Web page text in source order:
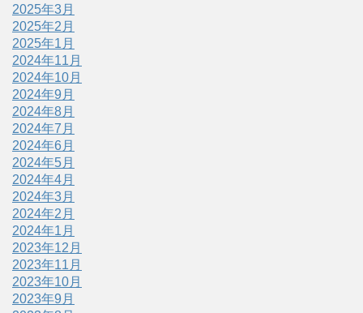
2025年3月
2025年2月
2025年1月
2024年11月
2024年10月
2024年9月
2024年8月
2024年7月
2024年6月
2024年5月
2024年4月
2024年3月
2024年2月
2024年1月
2023年12月
2023年11月
2023年10月
2023年9月